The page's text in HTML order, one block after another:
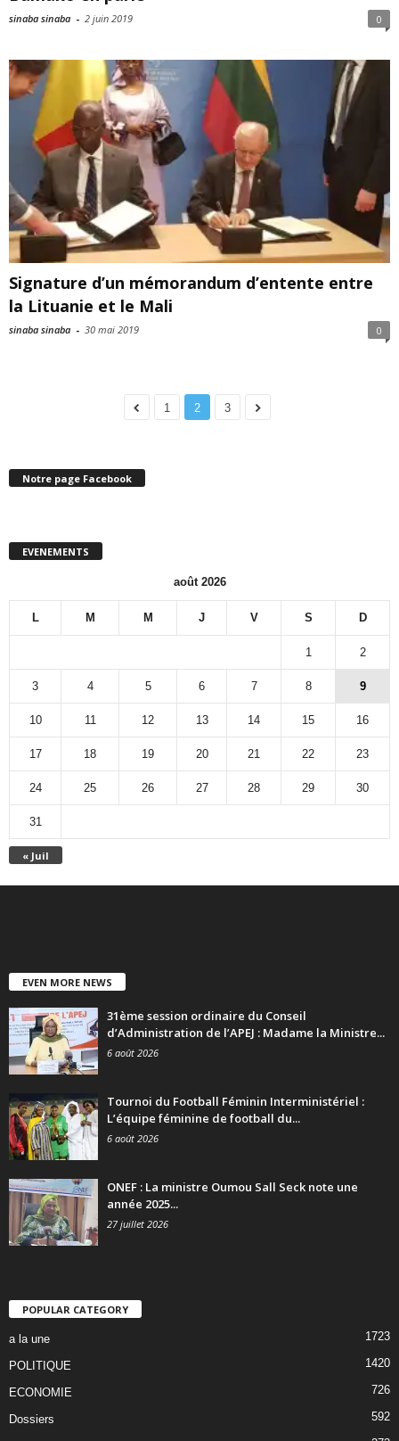
sinaba sinaba - 2 juin 2019 0
Signature d’un mémorandum d’entente entre
la Lituanie et le Mali
sinaba sinaba - 30 mai 2019 0
1 2 3
Notre page Facebook
EVENEMENTS
août 2026
L M M J V S D
« Juil
1 2
3 4 5 6 7 8 9
10 11 12 13 14 15 16
17 18 19 20 21 22 23
24 25 26 27 28 29 30
31
EVEN MORE NEWS
31ème session ordinaire du Conseil
d’Administration de l’APEJ : Madame la Ministre...
6 août 2026
Tournoi du Football Féminin Interministériel :
L’équipe féminine de football du...
6 août 2026
ONEF : La ministre Oumou Sall Seck note une
année 2025...
27 juillet 2026
POPULAR CATEGORY
a la une 1723
POLITIQUE 1420
ECONOMIE 726
Dossiers 592